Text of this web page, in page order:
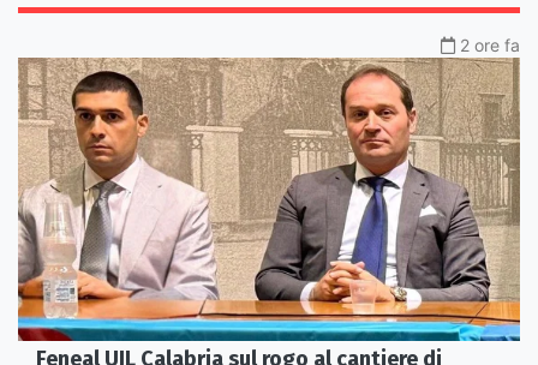
2 ore fa
Feneal UIL Calabria sul rogo al cantiere di